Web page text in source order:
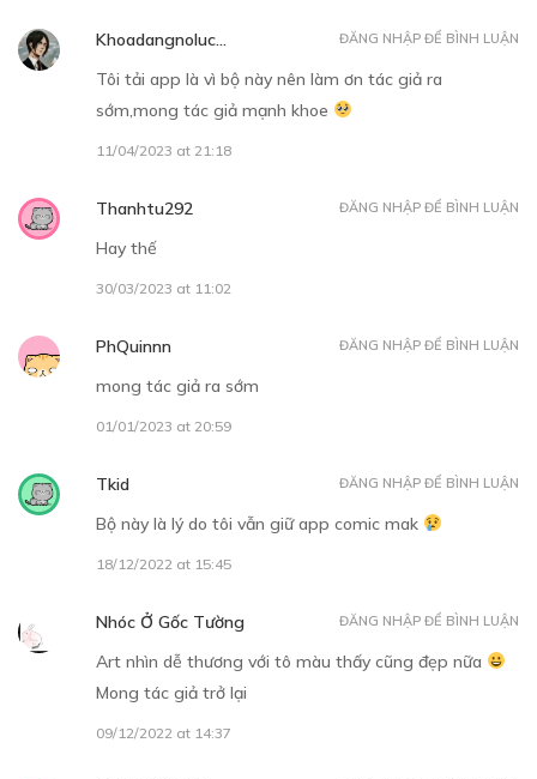
CHƯƠNG 06
CHƯƠNG 07
Khoadangnoluc...
Tôi tải app là vì bộ này nên làm ơn tác giả ra
sớm,mong tác giả mạnh khoe
11/04/2023 at 21:18
ĐĂNG NHẬP ĐỂ BÌNH LUẬN
Thanhtu292
Hay thế
30/03/2023 at 11:02
ĐĂNG NHẬP ĐỂ BÌNH LUẬN
PhQuinnn
mong tác giả ra sớm
01/01/2023 at 20:59
ĐĂNG NHẬP ĐỂ BÌNH LUẬN
Tkid
Bộ này là lý do tôi vẫn giữ app comic mak
18/12/2022 at 15:45
ĐĂNG NHẬP ĐỂ BÌNH LUẬN
Nhóc Ở Gốc Tường
Art nhìn dễ thương với tô màu thấy cũng đẹp nữa
Mong tác giả trở lại
09/12/2022 at 14:37
ĐĂNG NHẬP ĐỂ BÌNH LUẬN